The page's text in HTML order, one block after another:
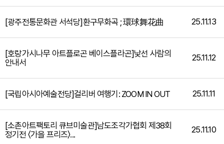
[광주전통문화관 서석당]환구무화곡 ; 環球舞花曲 25.11.13
[호랑가시나무 아트플로곤 베이스플라곤]낯선 사람의
안내서
25.11.12
[국립아시아예술전당]걸리버 여행기: ZOOM IN OUT 25.11.11
[소촌아트팩토리 큐브미술관]남도조각가협회 제38회
정기전 〈가을 프리즈〉...
25.11.10